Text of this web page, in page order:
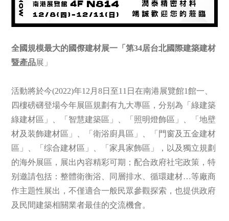
全國規模最大的國傺建材展一「第34居台北國際建築建材
暨產品展」
活動將於今(2022)年12月8日至11日在南港展覽館1館一、
四樓磅礴登場今年展區規劃有九大專區，分别為「綠建築
綠建材區」、「智慧建築區」、「照明燈飾區」、「地壁
材及装飾建材區」、「衛浴廚具區」、「門窗及五金建材
區」、「综合建材區」、「家具家飾區」，以及獨立規劃
的海外展區，展出內容精彩可期；配合政府社宅政策，特
别邀請包括：整體衛衡浴、同層排水、循環建材…等廠商
作主題性展出，不僅適合一般民眾參觀探索，也提供政府
及民間建築相關業者最佳的交流機會。